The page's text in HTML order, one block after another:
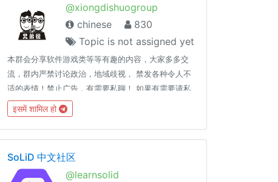
@xiongdishuogroup
chinese
830
Topic is not assigned yet
本群会分享软件游戏类等等有趣的内容，大家多多交
流，群内严禁讨论政治，地域歧视， 禁发各种令人不
适的表情！禁止广告，有需要私聊！ 如果有需要请私
聊！ 百大成人视频网站网址：
https://www.lanzous.com/i32h3hc (此视频专辑在
youtube上被无理由禁播，所以改在TG频道里更新，
https://t.me/xiongdishuochannel 我的Youtube频
道：http://www.youtube.com/c/兄弟说 大家都有权
इसमें शामिल हो
SoLiD 中文社区
@learnsolid